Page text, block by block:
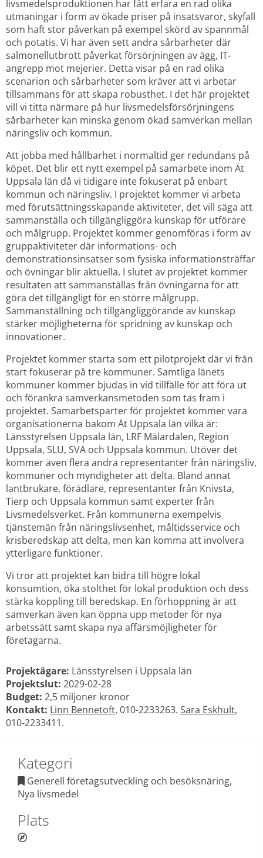
livsmedelsproduktionen har fått erfara en rad olika
utmaningar i form av ökade priser på insatsvaror, skyfall
som haft stor påverkan på exempel skörd av spannmål
och potatis. Vi har även sett andra sårbarheter där
salmonellutbrott påverkat försörjningen av ägg, IT-
angrepp mot mejerier. Detta visar på en rad olika
scenarion och sårbarheter som kräver att vi arbetar
tillsammans för att skapa robusthet. I det här projektet
vill vi titta närmare på hur livsmedelsförsörjningens
sårbarheter kan minska genom ökad samverkan mellan
näringsliv och kommun.
Att jobba med hållbarhet i normaltid ger redundans på
köpet. Det blir ett nytt exempel på samarbete inom Ät
Uppsala län då vi tidigare inte fokuserat på enbart
kommun och näringsliv. I projektet kommer vi arbeta
med förutsättningsskapande aktiviteter, det vill säga att
sammanställa och tillgängliggöra kunskap för utförare
och målgrupp. Projektet kommer genomföras i form av
gruppaktiviteter där informations- och
demonstrationsinsatser som fysiska informationsträffar
och övningar blir aktuella. I slutet av projektet kommer
resultaten att sammanställas från övningarna för att
göra det tillgängligt för en större målgrupp.
Sammanställning och tillgängliggörande av kunskap
stärker möjligheterna för spridning av kunskap och
innovationer.
Projektet kommer starta som ett pilotprojekt där vi från
start fokuserar på tre kommuner. Samtliga länets
kommuner kommer bjudas in vid tillfälle för att föra ut
och förankra samverkansmetoden som tas fram i
projektet. Samarbetsparter för projektet kommer vara
organisationerna bakom Ät Uppsala län vilka är:
Länsstyrelsen Uppsala län, LRF Mälardalen, Region
Uppsala, SLU, SVA och Uppsala kommun. Utöver det
kommer även flera andra representanter från näringsliv,
kommuner och myndigheter att delta. Bland annat
lantbrukare, förädlare, representanter från Knivsta,
Tierp och Uppsala kommun samt experter från
Livsmedelsverket. Från kommunerna exempelvis
tjänstemän från näringslivsenhet, måltidsservice och
krisberedskap att delta, men kan komma att involvera
ytterligare funktioner.
Vi tror att projektet kan bidra till högre lokal
konsumtion, öka stolthet för lokal produktion och dess
stärka koppling till beredskap. En förhoppning är att
samverkan även kan öppna upp metoder för nya
arbetssätt samt skapa nya affärsmöjligheter för
företagarna.
Projektägare: Länsstyrelsen i Uppsala län
Projektslut: 2029-02-28
Budget: 2,5 miljoner kronor
Kontakt: Linn Bennetoft, 010-2233263. Sara Eskhult,
010-2233411.
Kategori
Generell företagsutveckling och besöksnäring,
Nya livsmedel
Plats
